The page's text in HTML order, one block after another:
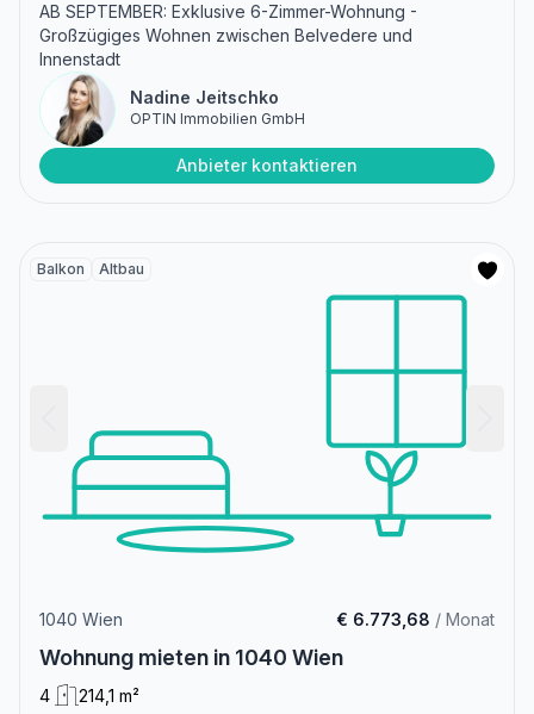
AB SEPTEMBER: Exklusive 6-Zimmer-Wohnung -
Großzügiges Wohnen zwischen Belvedere und
Innenstadt
Nadine Jeitschko
OPTIN Immobilien GmbH
Anbieter kontaktieren
Balkon Altbau
1040 Wien € 6.773,68 / Monat
Wohnung mieten in 1040 Wien
4
214,1 m²